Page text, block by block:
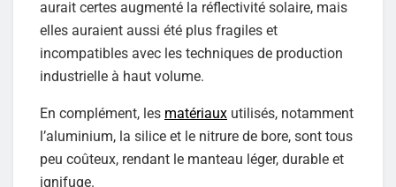
aurait certes augmenté la réflectivité solaire, mais
elles auraient aussi été plus fragiles et
incompatibles avec les techniques de production
industrielle à haut volume.
En complément, les matériaux utilisés, notamment
l’aluminium, la silice et le nitrure de bore, sont tous
peu coûteux, rendant le manteau léger, durable et
ignifuge.